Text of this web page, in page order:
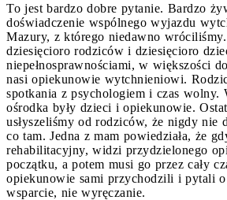
To jest bardzo dobre pytanie. Bardzo
doświadczenie wspólnego wyjazdu
Mazury, z którego niedawno
dziesięcioro rodziców i dziesięcioro
niepełnosprawnościami, w większości
nasi opiekunowie wytchnieniowi.
spotkania z psychologiem i czas wolny.
ośrodka były dzieci i opiekunowie.
usłyszeliśmy od rodziców, że nigdy nie
co tam. Jedna z mam powiedziała, że
rehabilitacyjny, widzi przydzielonego
początku, a potem musi go przez cały
opiekunowie sami przychodzili i pytali
wsparcie, nie wyręczanie.